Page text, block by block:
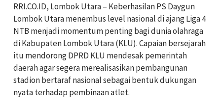
RRI.CO.ID, Lombok Utara – Keberhasilan PS Daygun
Lombok Utara menembus level nasional di ajang Liga 4
NTB menjadi momentum penting bagi dunia olahraga
di Kabupaten Lombok Utara (KLU). Capaian bersejarah
itu mendorong DPRD KLU mendesak pemerintah
daerah agar segera merealisasikan pembangunan
stadion bertaraf nasional sebagai bentuk dukungan
nyata terhadap pembinaan atlet.